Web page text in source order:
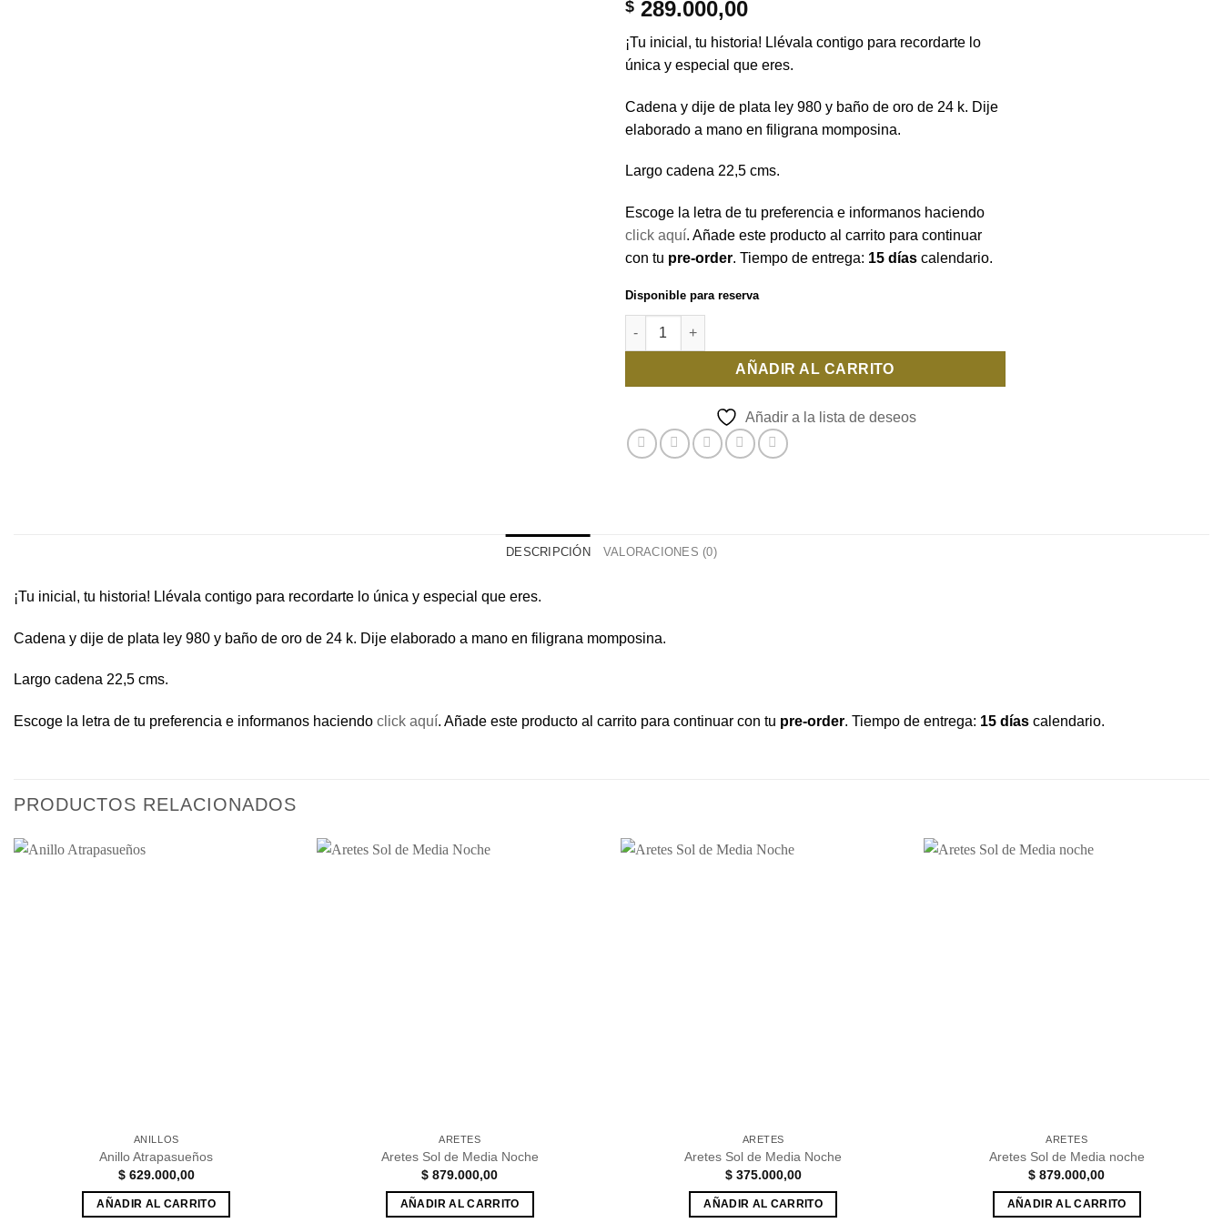
$ 289.000,00
¡Tu inicial, tu historia! Llévala contigo para recordarte lo
única y especial que eres.
Cadena y dije de plata ley 980 y baño de oro de 24 k. Dije
elaborado a mano en filigrana momposina.
Largo cadena 22,5 cms.
Escoge la letra de tu preferencia e informanos haciendo
click aquí. Añade este producto al carrito para continuar
con tu pre-order. Tiempo de entrega: 15 días calendario.
Disponible para reserva
Cadena Inicial "L" cantidad
AÑADIR AL CARRITO
Añadir a la lista de deseos
DESCRIPCIÓN VALORACIONES (0)
¡Tu inicial, tu historia! Llévala contigo para recordarte lo única y especial que eres.
Cadena y dije de plata ley 980 y baño de oro de 24 k. Dije elaborado a mano en filigrana momposina.
Largo cadena 22,5 cms.
Escoge la letra de tu preferencia e informanos haciendo click aquí. Añade este producto al carrito para continuar con tu pre-order. Tiempo de entrega: 15 días calendario.
PRODUCTOS RELACIONADOS
ANILLOS
Anillo Atrapasueños
$629.000,00
AÑADIR AL CARRITO
ARETES
Aretes Sol de Media Noche
$ 879.000,00
AÑADIR AL CARRITO
ARETES
Aretes Sol de Media Noche
$375.000,00
AÑADIR AL CARRITO
ARETES
Aretes Sol de Media noche
$ 879.000,00
AÑADIR AL CARRITO